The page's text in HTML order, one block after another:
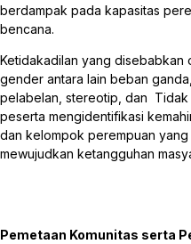
berdampak pada kapasitas
bencana.
Ketidakadilan yang disebabkan
gender antara lain beban
pelabelan, stereotip, dan Tidak
peserta mengidentifikasi
dan kelompok perempuan yang
mewujudkan ketangguhan
Pemetaan Komunitas serta